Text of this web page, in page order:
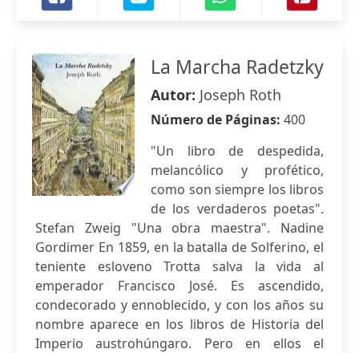
La Marcha Radetzky
Autor: Joseph Roth
Número de Páginas: 400
"Un libro de despedida,
melancólico y profético,
como son siempre los libros
de los verdaderos poetas".
Stefan Zweig "Una obra maestra". Nadine
Gordimer En 1859, en la batalla de Solferino, el
teniente esloveno Trotta salva la vida al
emperador Francisco José. Es ascendido,
condecorado y ennoblecido, y con los años su
nombre aparece en los libros de Historia del
Imperio austrohúngaro. Pero en ellos el